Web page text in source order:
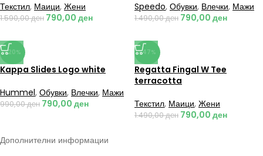
Текстил, Маици, Жени
1.590,00ден 790,00 ден
Speedo, Обувки, Влечки, Мажи
1.490,00ден 790,00 ден
-20%
Kappa Slides Logo white
Hummel, Обувки, Влечки, Мажи
990,00ден 790,00 ден
-47%
Regatta Fingal W Tee
terracotta
Текстил, Маици, Жени
1.490,00ден 790,00 ден
Дополнителни информации